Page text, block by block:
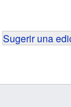
Sugerir una